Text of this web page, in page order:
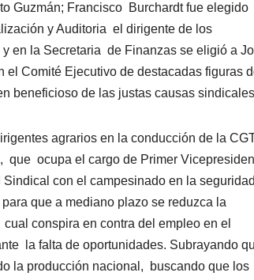
Guzmán; Francisco Burchardt fue elegido
y Auditoria el dirigente de los
en la Secretaria de Finanzas se eligió a
Comité Ejecutivo de destacadas figuras
beneficioso de las justas causas
agrarios en la conducción de la
ocupa el cargo de Primer
con el campesinado en la seguridad
que a mediano plazo se reduzca la
conspira en contra del empleo en el
la falta de oportunidades. Subrayando
la producción nacional, buscando que los